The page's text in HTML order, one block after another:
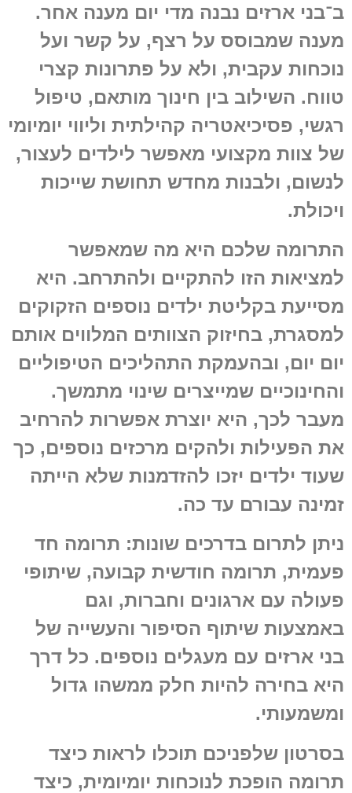
ב־בני ארזים נבנה מדי יום מענה אחר.
מענה שמבוסס על רצף, על קשר ועל
נוכחות עקבית, ולא על פתרונות קצרי
טווח. השילוב בין חינוך מותאם, טיפול
רגשי, פסיכיאטריה קהילתית וליווי יומיומי
של צוות מקצועי מאפשר לילדים לעצור,
לנשום, ולבנות מחדש תחושת שייכות
ויכולת.
התרומה שלכם היא מה שמאפשר
למציאות הזו להתקיים ולהתרחב. היא
מסייעת בקליטת ילדים נוספים הזקוקים
למסגרת, בחיזוק הצוותים המלווים אותם
יום יום, ובהעמקת התהליכים הטיפוליים
והחינוכיים שמייצרים שינוי מתמשך.
מעבר לכך, היא יוצרת אפשרות להרחיב
את הפעילות ולהקים מרכזים נוספים, כך
שעוד ילדים יזכו להזדמנות שלא הייתה
זמינה עבורם עד כה.
ניתן לתרום בדרכים שונות: תרומה חד
פעמית, תרומה חודשית קבועה, שיתופי
פעולה עם ארגונים וחברות, וגם
באמצעות שיתוף הסיפור והעשייה של
בני ארזים עם מעגלים נוספים. כל דרך
היא בחירה להיות חלק ממשהו גדול
ומשמעותי.
בסרטון שלפניכם תוכלו לראות כיצד
תרומה הופכת לנוכחות יומיומית, כיצד